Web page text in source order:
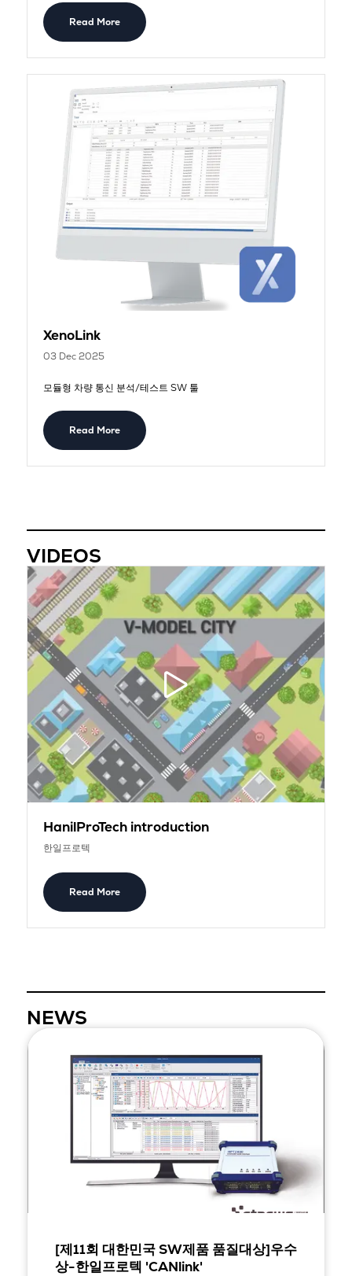
Read More
XenoLink
03 Dec 2025
모듈형 차량 통신 분석/테스트 SW 툴
Read More
VIDEOS
HanilProTech introduction
한일프로텍
Read More
NEWS
[제11회 대한민국 SW제품 품질대상]우수
상-한일프로텍 'CANlink'